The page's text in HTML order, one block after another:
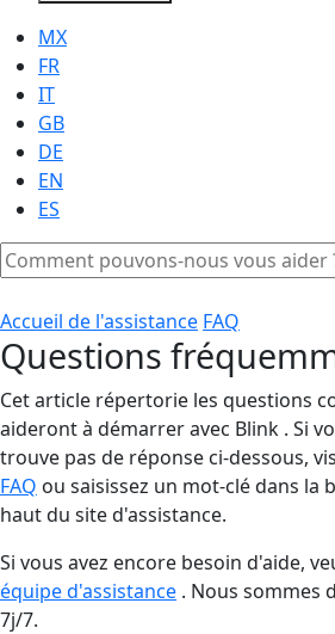
MX
FR
IT
GB
DE
EN
ES
Accueil de l'assistance FAQ
Questions
Cet article répertorie les questions
aideront à démarrer avec Blink . Si
trouve pas de réponse ci-dessous,
FAQ ou saisissez un mot-clé dans la
haut du site d'assistance.
Si vous avez encore besoin d'aide,
équipe d'assistance . Nous sommes
7j/7.